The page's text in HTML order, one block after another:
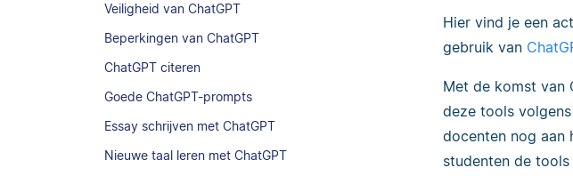
Veiligheid van ChatGPT
Beperkingen van ChatGPT
ChatGPT citeren
Goede ChatGPT-prompts
Essay schrijven met ChatGPT
Nieuwe taal leren met ChatGPT
Hier vind je een
gebruik van
Met de komst van
deze tools
docenten nog aan
studenten de